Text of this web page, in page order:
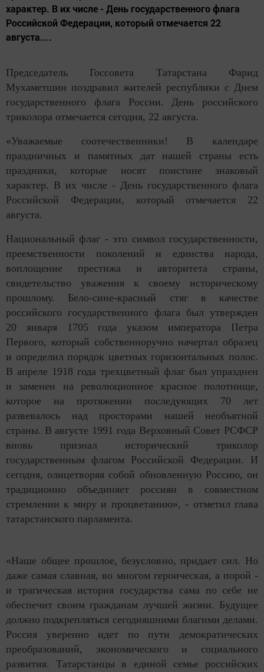
характер. В их числе - День государственного флага
Российской Федерации, который отмечается 22
августа....
Председатель Госсовета Татарстана Фарид
Мухаметшин поздравил жителей республики с Днем
государственного флага России. День российского
триколора отмечается сегодня, 22 августа.
«Уважаемые соотечественники! В календаре
праздничных и памятных дат нашей страны есть
праздники, которые носят поистине знаковый
характер. В их числе - День государственного флага
Российской Федерации, который отмечается 22
августа.
Национальный флаг - это символ государственности,
преемственности поколений и единства народа,
воплощение престижа и авторитета страны,
свидетельство уважения к своему историческому
прошлому. Бело-сине-красный стяг в качестве
российского государственного флага был утвержден
20 января 1705 года указом императора Петра
Первого, который собственноручно начертал образец
и определил порядок цветных горизонтальных полос.
В апреле 1918 года трехцветный флаг был упразднен
и заменен на революционное красное полотнище,
которое на протяжении последующих 70 лет
развевалось над просторами нашей необъятной
страны. В августе 1991 года Верховный Совет РСФСР
вновь признал исторический триколор
государственным флагом Российской Федерации. И
сегодня, олицетворяя собой обновленную Россию, он
традиционно объединяет россиян в совместном
стремлении к миру и процветанию», - отметил глава
татарстанского парламента.
«Наше общее прошлое, безусловно, придает сил. Но
даже самая славная, во многом героическая, а порой -
и трагическая история государства сама по себе не
обеспечит своим гражданам лучшей жизни. Будущее
должно подкрепляться сегодняшними благими делами.
Россия уверенно идет по пути демократических
преобразований, экономического и социального
развития. Татарстанцы в единой семье российских